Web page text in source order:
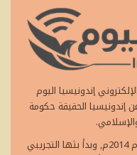
إندونيسيا اليوم
إندونيسيا الحقيقة حكومة
وتأسس إندونيسيا اليوم في 24 ابريل عام 2014م, وبدأ بثها التجريبي